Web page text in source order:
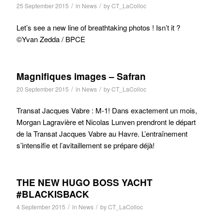
25 September 2015 / in News / byCT_LaColloc
Let’s see a new line of breathtaking photos ! Isn’t it ? ‪
©Yvan Zedda / BPCE
Magnifiques images – Safran
20 September 2015 / in News / byCT_LaColloc
Transat Jacques Vabre : M-1! Dans exactement un mois,
Morgan Lagravière et Nicolas Lunven prendront le départ
de la Transat Jacques Vabre au Havre. L’entraînement
s’intensifie et l’avitaillement se prépare déjà!
THE NEW HUGO BOSS YACHT
#BLACKISBACK
4 September 2015 / in News / byCT_LaColloc